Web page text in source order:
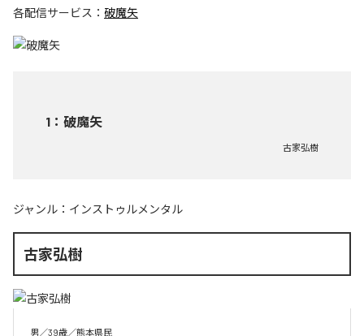
各配信サービス： 破魔矢
1 ： 破魔矢
古家弘樹
ジャンル： インストゥルメンタル
古家弘樹
男／39歳／熊本県民